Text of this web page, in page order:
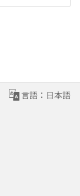
言語：日本語